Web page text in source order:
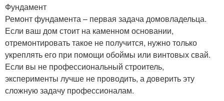
Фундамент
Ремонт фундамента – первая задача домовладельца.
Если ваш дом стоит на каменном основании,
отремонтировать такое не получится, нужно только
укреплять его при помощи обоймы или винтовых свай.
Если вы не профессиональный строитель,
эксперименты лучше не проводить, а доверить эту
сложную задачу профессионалам.